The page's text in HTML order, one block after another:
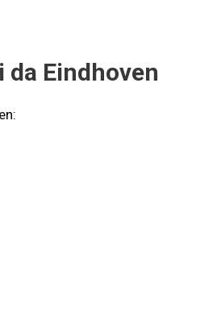
Eindhoven